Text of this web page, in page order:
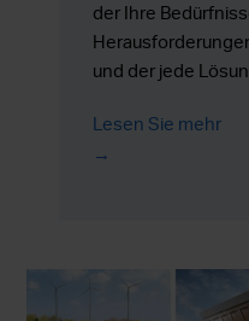
der Ihre
und der jede
Bei Meconet wird
sind hier, um die
Lesen Sie mehr